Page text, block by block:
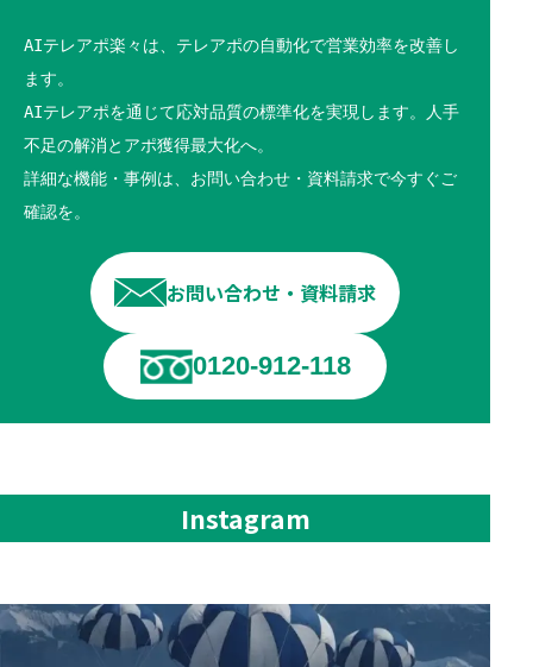
AIテレアポ楽々は、テレアポの自動化で営業効率を改善し
ます。
AIテレアポを通じて応対品質の標準化を実現します。人手
不足の解消とアポ獲得最大化へ。
詳細な機能・事例は、お問い合わせ・資料請求で今すぐご
確認を。
お問い合わせ・資料請求
0120-912-118
Instagram
📞AIテレアポで“営業効率”を最大化する時代へ